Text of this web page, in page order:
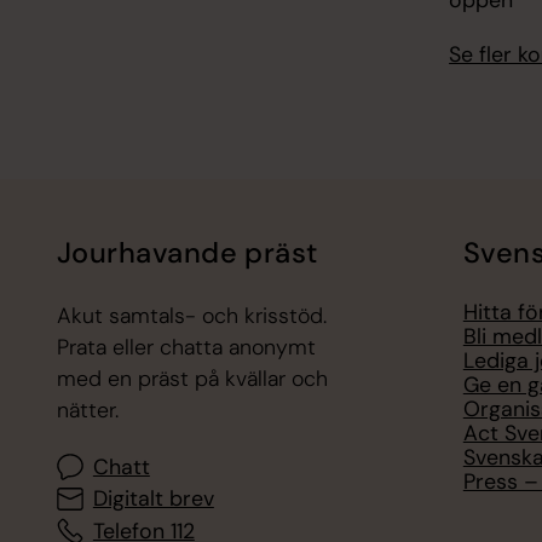
Se fler
Jourhavande präst
Akut samtals- och krisstöd.
Prata eller chatta anonymt
med en präst på kvällar och
nätter.
Chatt
Digitalt brev
Telefon 112
Hitta
Bli
Lediga
Ge en
Act
Press